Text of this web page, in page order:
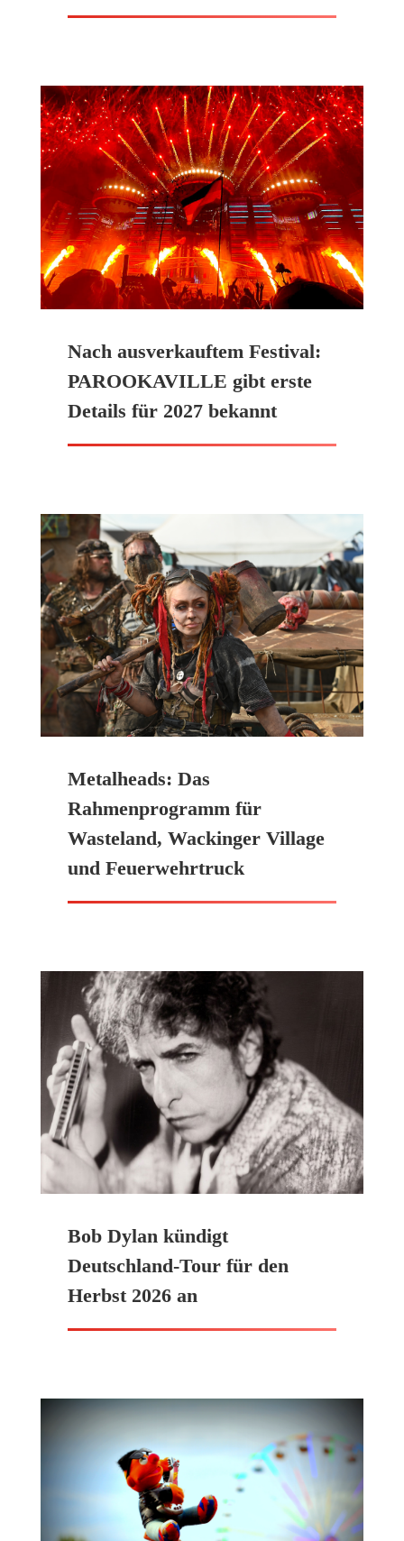
Nach ausverkauftem Festival:
PAROOKAVILLE gibt erste
Details für 2027 bekannt
Metalheads: Das
Rahmenprogramm für
Wasteland, Wackinger Village
und Feuerwehrtruck
Bob Dylan kündigt
Deutschland-Tour für den
Herbst 2026 an